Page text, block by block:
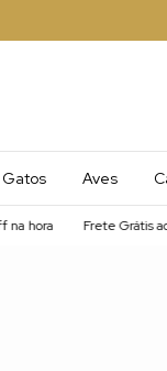
Gatos Aves
Frete Grátis acima